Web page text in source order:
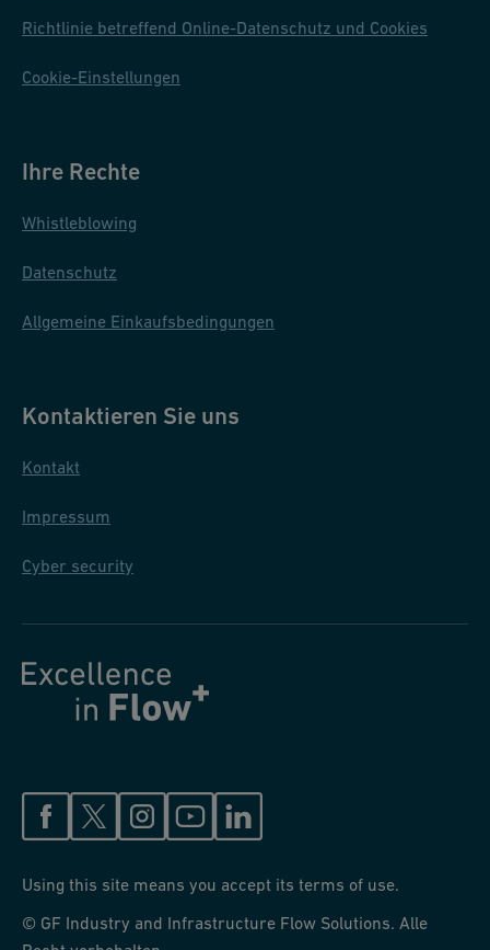
Richtlinie betreffend Online-Datenschutz und Cookies
Cookie-Einstellungen
Ihre Rechte
Whistleblowing
Datenschutz
Allgemeine Einkaufsbedingungen
Kontaktieren Sie uns
Kontakt
Impressum
Cyber security
Using this site means you accept its terms of use.
© GF Industry and Infrastructure Flow Solutions. Alle